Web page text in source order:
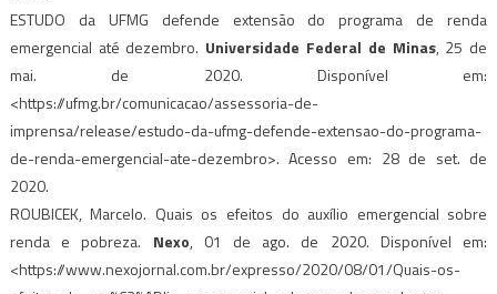
ESTUDO da UFMG defende extensão do programa de renda
emergencial até dezembro. Universidade Federal de Minas, 25 de
mai. de 2020. Disponível em:
<https://ufmg.br/comunicacao/assessoria-de-
imprensa/release/estudo-da-ufmg-defende-extensao-do-programa-
de-renda-emergencial-ate-dezembro>. Acesso em: 28 de set. de
2020.
ROUBICEK, Marcelo. Quais os efeitos do auxílio emergencial sobre
renda e pobreza. Nexo, 01 de ago. de 2020. Disponível em:
<https://www.nexojornal.com.br/expresso/2020/08/01/Quais-os-